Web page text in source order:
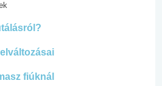
fiúknál